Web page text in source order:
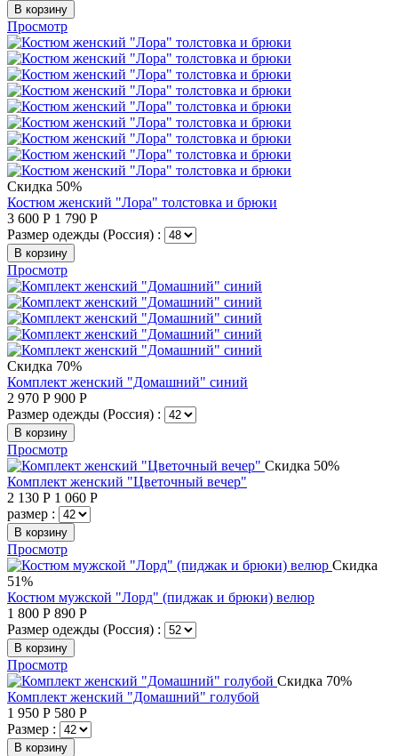
В корзину
Просмотр
Скидка 50%
Костюм женский "Лора" толстовка и брюки
3 600 Р 1 790 Р
Размер одежды (Россия) :
В корзину
Просмотр
Скидка 70%
Комплект женский "Домашний" синий
2 970 Р 900 Р
Размер одежды (Россия) :
В корзину
Просмотр
Скидка 50%
Комплект женский "Цветочный вечер"
2 130 Р 1 060 Р
размер :
В корзину
Просмотр
Скидка
51%
Костюм мужской "Лорд" (пиджак и брюки) велюр
1 800 Р 890 Р
Размер одежды (Россия) :
В корзину
Просмотр
Скидка 70%
Комплект женский "Домашний" голубой
1 950 Р 580 Р
Размер :
В корзину